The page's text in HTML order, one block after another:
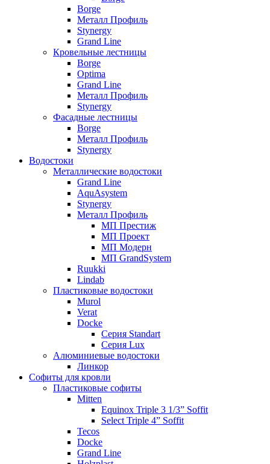
Borge
Металл Профиль
Stynergy
Grand Line
Кровельные лестницы
Borge
Optima
Grand Line
Металл Профиль
Stynergy
Фасадные лестницы
Borge
Металл Профиль
Stynergy
Водостоки
Металлические водостоки
Grand Line
AquAsystem
Stynergy
Металл Профиль
МП Престиж
МП Проект
МП Модерн
МП GrandSystem
Ruukki
Lindab
Пластиковые водостоки
Murol
Verat
Docke
Серия Standart
Серия Lux
Алюминиевые водостоки
Линкор
Софиты для кровли
Пластиковые софиты
Mitten
Equinox Triple 3 1/3” Soffit
Select Triple 4” Soffit
Tecos
Docke
Grand Line